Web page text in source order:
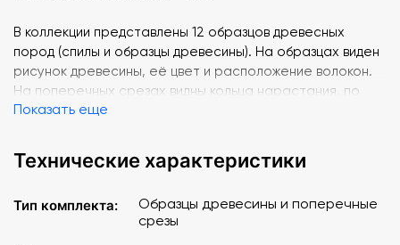
В коллекции представлены 12 образцов древесных
пород (спилы и образцы древесины). На образцах виден
рисунок древесины, её цвет и расположение волокон.
На поперечных срезах видны кольца нарастания, по
которым можно определить возраст древесной породы.
Показать еще
Технические характеристики
Тип комплекта:
Образцы древесины и поперечные
срезы